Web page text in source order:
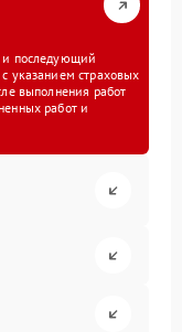
и последующий
указанием страховых
выполнения работ
работ и